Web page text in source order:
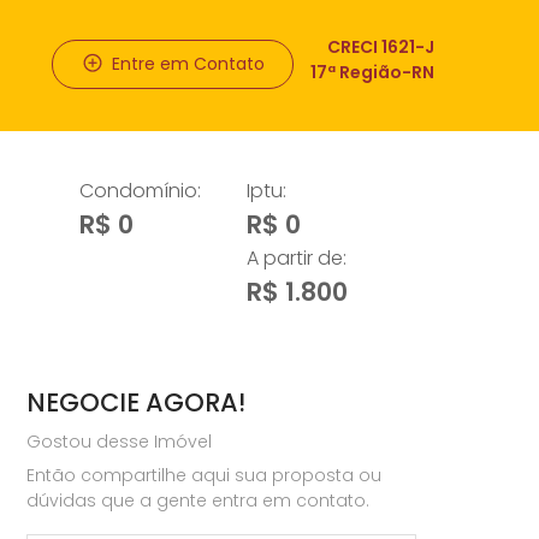
CRECI 1621-J
17ª Região-RN
Entre em Contato
Iptu:
R$ 0
Condomínio:
R$ 0
A partir de:
R$ 1.800
NEGOCIE AGORA!
Gostou desse Imóvel
Então compartilhe aqui sua proposta ou
dúvidas que a gente entra em contato.